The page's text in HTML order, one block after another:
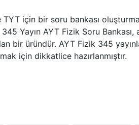
TYT için bir soru bankası
Yayın AYT Fizik Soru
bir üründür. AYT Fizik 345
için dikkatlice hazırlanmıştır.